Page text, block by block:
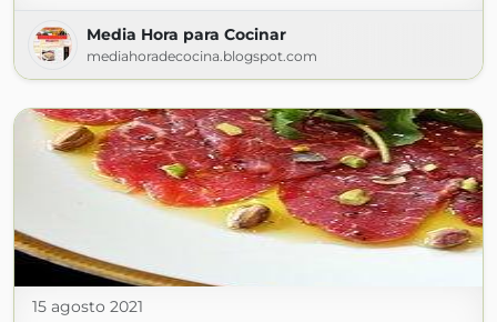
Media Hora para Cocinar
mediahoradecocina.blogspot.com
15 agosto 2021